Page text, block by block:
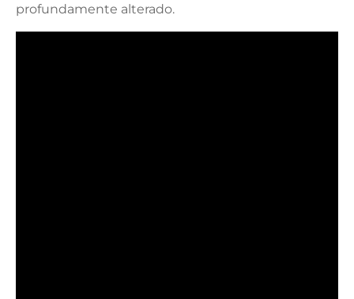
profundamente alterado.